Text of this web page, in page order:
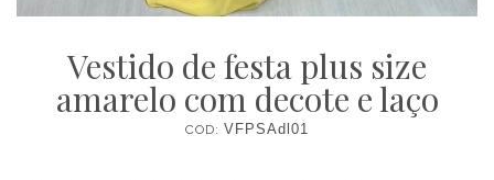
Vestido de festa plus size
amarelo com decote e laço
COD: VFPSAdl01